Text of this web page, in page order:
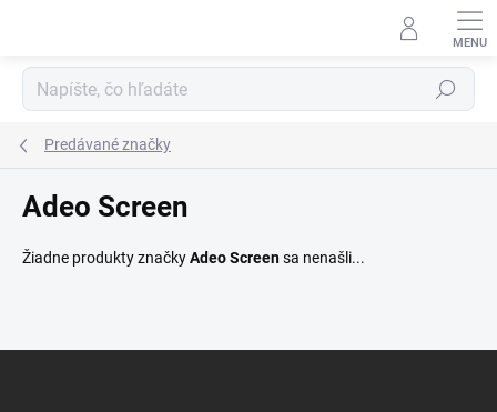
Hľadať
Predávané značky
Adeo Screen
Žiadne produkty značkyAdeo Screensa nenašli...